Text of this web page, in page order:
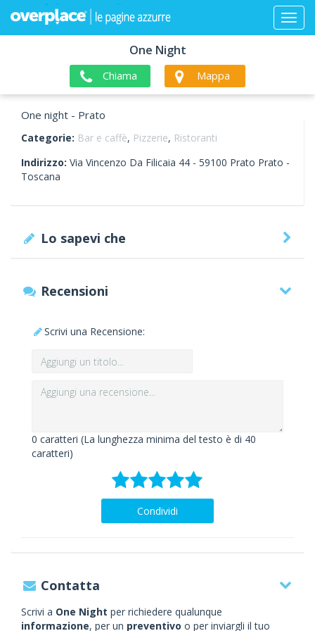
One Night
Chiama Mappa
One night - Prato
Categorie: Bar e caffè, Pizzerie, Ristoranti
Indirizzo: Via Vincenzo Da Filicaia 44 - 59100 Prato Prato -
Toscana
Lo sapevi che
Recensioni
Scrivi una Recensione:
0 caratteri (La lunghezza minima del testo è di 40
caratteri)
Condividi
Contatta
Scrivi a One Night per richiedere qualunque
informazione, per un preventivo o per inviargli il tuo